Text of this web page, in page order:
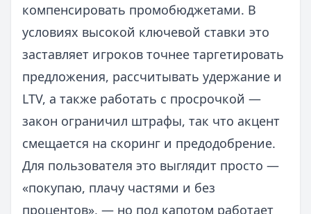
компенсировать промобюджетами. В
условиях высокой ключевой ставки это
заставляет игроков точнее таргетировать
предложения, рассчитывать удержание и
LTV, а также работать с просрочкой —
закон ограничил штрафы, так что акцент
смещается на скоринг и предодобрение.
Для пользователя это выглядит просто —
«покупаю, плачу частями и без
процентов», — но под капотом работает